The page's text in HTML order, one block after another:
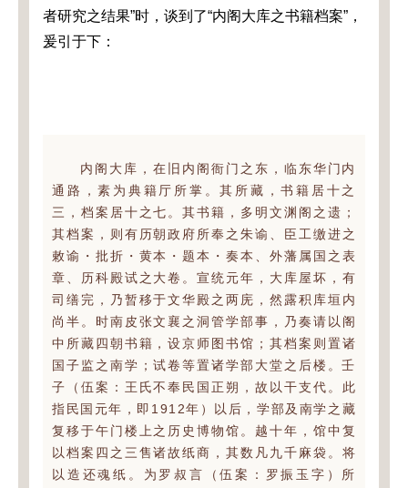
者研究之结果”时，谈到了“内阁大库之书籍档案”，
爰引于下：
内阁大库，在旧内阁衙门之东，临东华门内
通路，素为典籍厅所掌。其所藏，书籍居十之
三，档案居十之七。其书籍，多明文渊阁之遗；
其档案，则有历朝政府所奉之朱谕、臣工缴进之
敕谕・批折・黄本・题本・奏本、外藩属国之表
章、历科殿试之大卷。宣统元年，大库屋坏，有
司缮完，乃暂移于文华殿之两庑，然露积库垣内
尚半。时南皮张文襄之洞管学部事，乃奏请以阁
中所藏四朝书籍，设京师图书馆；其档案则置诸
国子监之南学；试卷等置诸学部大堂之后楼。壬
子（伍案：王氏不奉民国正朔，故以干支代。此
指民国元年，即1912年）以后，学部及南学之藏
复移于午门楼上之历史博物馆。越十年，馆中复
以档案四之三售诸故纸商，其数凡九千麻袋。将
以造还魂纸。为罗叔言（伍案：罗振玉字）所